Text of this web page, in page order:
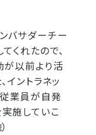
バサダーチー
くれたので、
が以前より活
イントラネッ
従業員が自発
施していこ